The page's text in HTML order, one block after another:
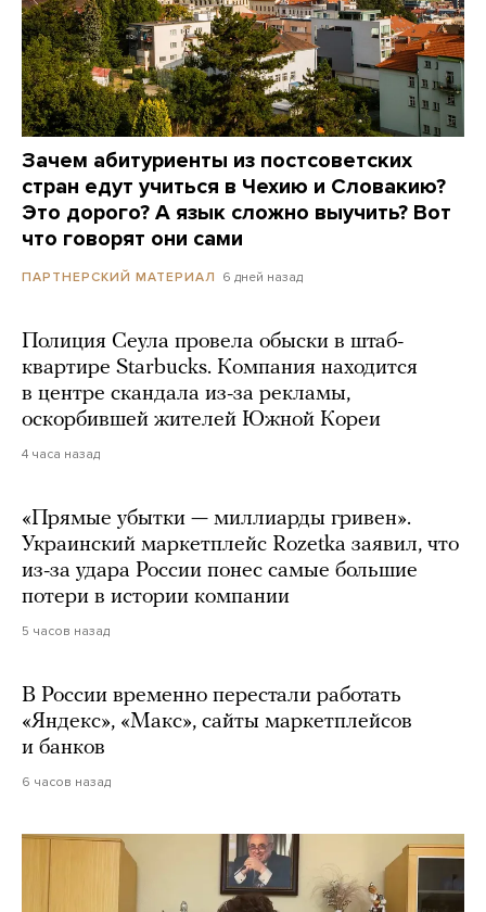
Зачем абитуриенты из постсоветских
стран едут учиться в Чехию и Словакию?
Это дорого? А язык сложно выучить? Вот
что говорят они сами
ПАРТНЕРСКИЙ МАТЕРИАЛ 6 дней назад
Полиция Сеула провела обыски в штаб-
квартире Starbucks. Компания находится
в центре скандала из-за рекламы,
оскорбившей жителей Южной Кореи
4 часа назад
«Прямые убытки — миллиарды гривен».
Украинский маркетплейс Rozetka заявил, что
из-за удара России понес самые большие
потери в истории компании
5 часов назад
В России временно перестали работать
«Яндекс», «Макс», сайты маркетплейсов
и банков
6 часов назад